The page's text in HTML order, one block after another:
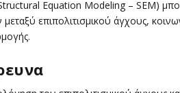
Equation Modeling – SEM)
επιπολιτισμικού άγχους,